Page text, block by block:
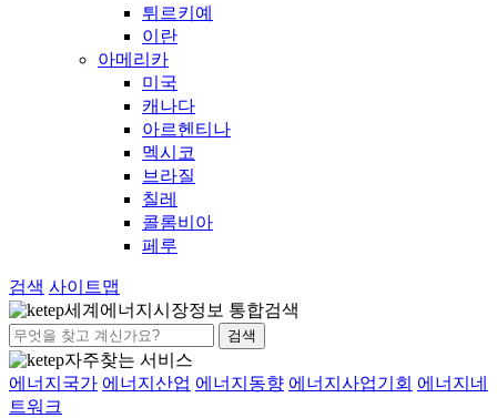
튀르키예
이란
아메리카
미국
캐나다
아르헨티나
멕시코
브라질
칠레
콜롬비아
페루
검색 사이트맵
세계에너지시장정보 통합검색
검색
자주찾는 서비스
에너지국가 에너지산업 에너지동향 에너지사업기회 에너지네
트워크